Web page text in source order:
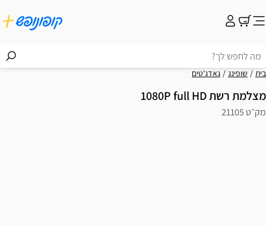
בית שופינג גאדג'טים
מצלמת רשת 1080P full HD
מק״ט 21105